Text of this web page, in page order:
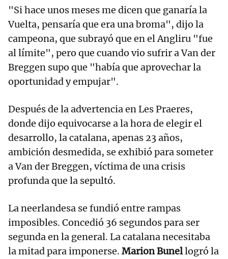
"Si hace unos meses me dicen que ganaría la
Vuelta, pensaría que era una broma", dijo la
campeona, que subrayó que en el Angliru "fue
al límite", pero que cuando vio sufrir a Van der
Breggen supo que "había que aprovechar la
oportunidad y empujar".
Después de la advertencia en Les Praeres,
donde dijo equivocarse a la hora de elegir el
desarrollo, la catalana, apenas 23 años,
ambición desmedida, se exhibió para someter
a Van der Breggen, víctima de una crisis
profunda que la sepultó.
La neerlandesa se fundió entre rampas
imposibles. Concedió 36 segundos para ser
segunda en la general. La catalana necesitaba
la mitad para imponerse. Marion Bunellogró la